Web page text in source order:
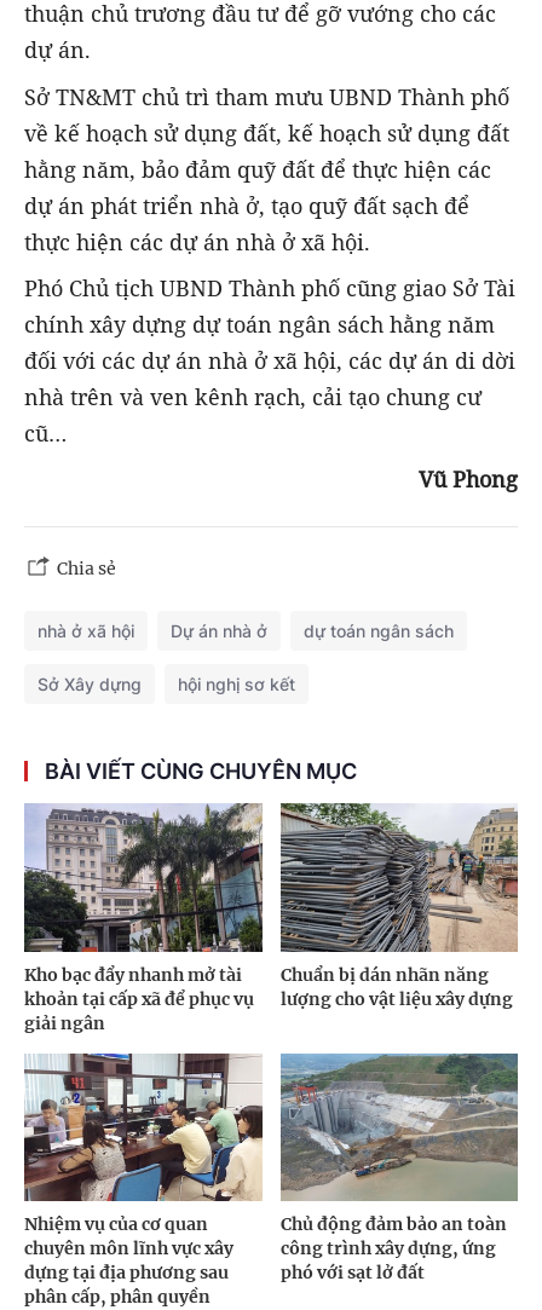
thuận chủ trương đầu tư để gỡ vướng cho các
dự án.
Sở TN&MT chủ trì tham mưu UBND Thành phố
về kế hoạch sử dụng đất, kế hoạch sử dụng đất
hằng năm, bảo đảm quỹ đất để thực hiện các
dự án phát triển nhà ở, tạo quỹ đất sạch để
thực hiện các dự án nhà ở xã hội.
Phó Chủ tịch UBND Thành phố cũng giao Sở Tài
chính xây dựng dự toán ngân sách hằng năm
đối với các dự án nhà ở xã hội, các dự án di dời
nhà trên và ven kênh rạch, cải tạo chung cư
cũ…
Vũ Phong
Chia sẻ
nhà ở xã hội Dự án nhà ở dự toán ngân sách
Sở Xây dựng hội nghị sơ kết
BÀI VIẾT CÙNG CHUYÊN MỤC
Kho bạc đẩy nhanh mở tài
khoản tại cấp xã để phục vụ
giải ngân
Chuẩn bị dán nhãn năng
lượng cho vật liệu xây dựng
Nhiệm vụ của cơ quan
chuyên môn lĩnh vực xây
dựng tại địa phương sau
phân cấp, phân quyền
Chủ động đảm bảo an toàn
công trình xây dựng, ứng
phó với sạt lở đất